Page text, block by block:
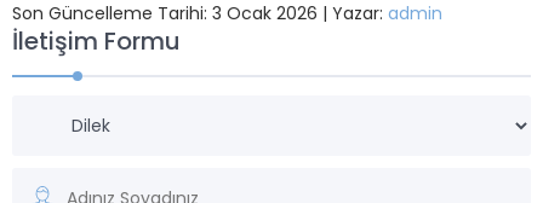
Son Güncelleme Tarihi: 3 Ocak 2026 | Yazar: admin
İletişim Formu